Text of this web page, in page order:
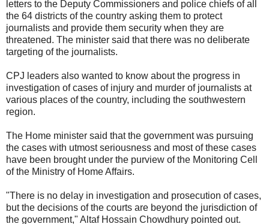
letters to the Deputy Commissioners and police chiefs of all
the 64 districts of the country asking them to protect
journalists and provide them security when they are
threatened. The minister said that there was no deliberate
targeting of the journalists.
CPJ leaders also wanted to know about the progress in
investigation of cases of injury and murder of journalists at
various places of the country, including the southwestern
region.
The Home minister said that the government was pursuing
the cases with utmost seriousness and most of these cases
have been brought under the purview of the Monitoring Cell
of the Ministry of Home Affairs.
"There is no delay in investigation and prosecution of cases,
but the decisions of the courts are beyond the jurisdiction of
the government," Altaf Hossain Chowdhury pointed out.